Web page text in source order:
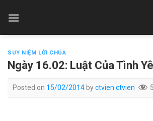
SUY NIỆM LỜI CHÚA
Ngày 16.02: Luật Của Tình
Posted on 15/02/2014byctvien ctvien